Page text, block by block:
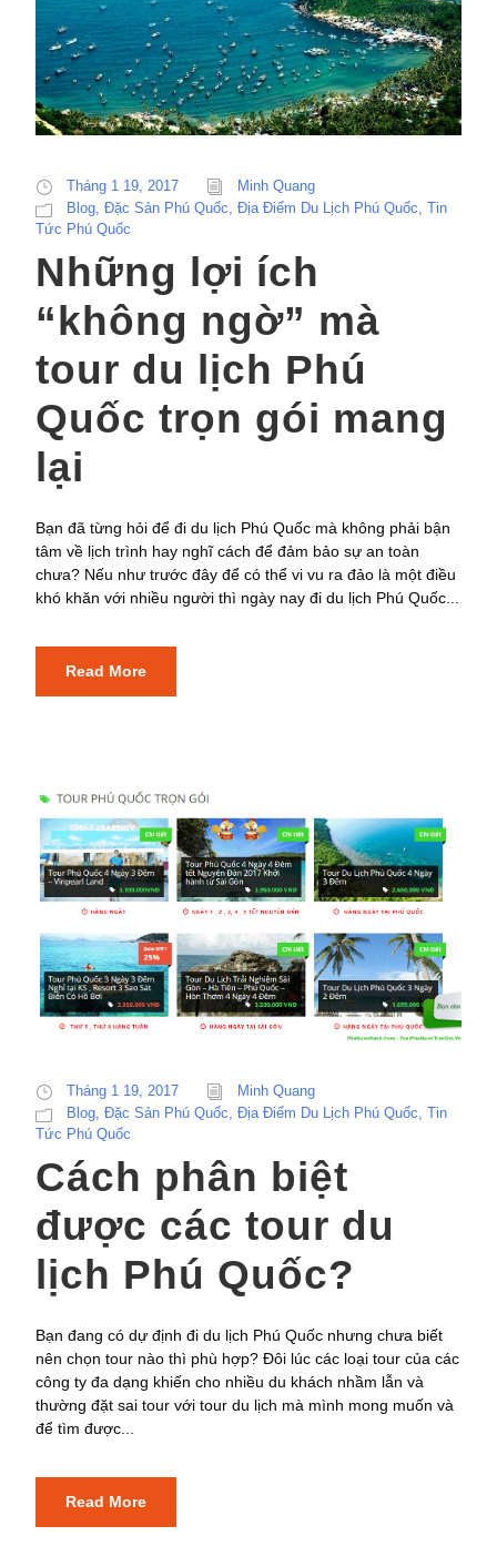
Tháng 1 19, 2017
Minh Quang
Blog, Đặc Sản Phú Quốc, Địa Điểm Du Lịch Phú Quốc, Tin
Tức Phú Quốc
Những lợi ích
“không ngờ” mà
tour du lịch Phú
Quốc trọn gói mang
lại
Bạn đã từng hỏi để đi du lịch Phú Quốc mà không phải bận
tâm về lịch trình hay nghĩ cách để đảm bảo sự an toàn
chưa? Nếu như trước đây để có thể vi vu ra đảo là một điều
khó khăn với nhiều người thì ngày nay đi du lịch Phú Quốc...
Read More
Tháng 1 19, 2017
Minh Quang
Blog, Đặc Sản Phú Quốc, Địa Điểm Du Lịch Phú Quốc, Tin
Tức Phú Quốc
Cách phân biệt
được các tour du
lịch Phú Quốc?
Bạn đang có dự định đi du lịch Phú Quốc nhưng chưa biết
nên chọn tour nào thì phù hợp? Đôi lúc các loại tour của các
công ty đa dạng khiến cho nhiều du khách nhầm lẫn và
thường đặt sai tour với tour du lịch mà mình mong muốn và
để tìm được...
Read More